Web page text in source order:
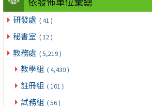
研發處 ( 41 )
秘書室 ( 12 )
教務處 ( 5,219 )
教學組 ( 4,430 )
註冊組 ( 101 )
試務組 ( 56 )